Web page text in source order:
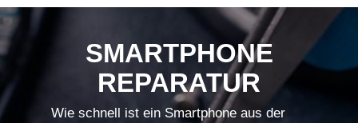
SMARTPHONE
REPARATUR
Wie schnell ist ein Smartphone aus der